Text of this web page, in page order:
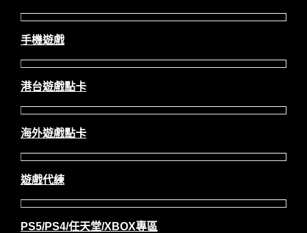
手機遊戲
港台遊戲點卡
海外遊戲點卡
遊戲代練
PS5/PS4/任天堂/XBOX專區